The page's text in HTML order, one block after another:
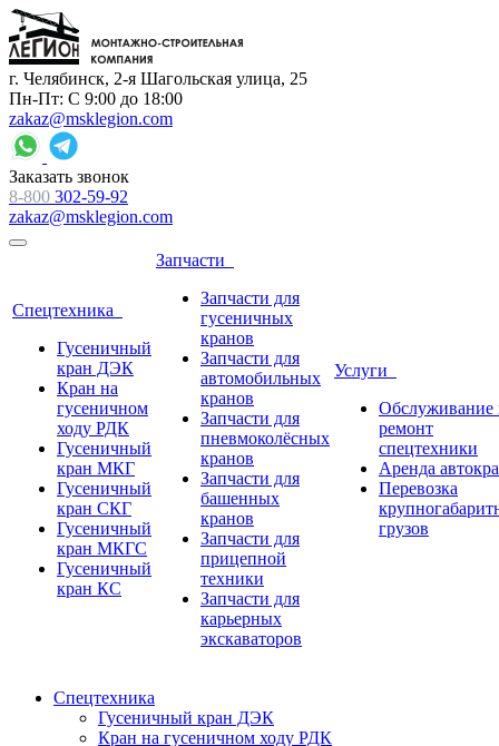
г. Челябинск, 2-я Шагольская улица, 25
Пн-Пт: С 9:00 до 18:00
zakaz@msklegion.com
Заказать звонок
8-800 302-59-92
zakaz@msklegion.com
Спецтехника
Гусеничный
кран ДЭК
Кран на
гусеничном
ходу РДК
Гусеничный
кран МКГ
Гусеничный
кран СКГ
Гусеничный
кран МКГС
Гусеничный
кран КС
Запчасти
Запчасти для
гусеничных
кранов
Запчасти для
автомобильных
кранов
Запчасти для
пневмоколёсных
кранов
Запчасти для
башенных
кранов
Запчасти для
прицепной
техники
Запчасти для
карьерных
экскаваторов
Услуги
Обслуживание
ремонт
спецтехники
Аренда
Перевозка
грузов
Спецтехника
Гусеничный кран ДЭК
Кран на гусеничном ходу РДК